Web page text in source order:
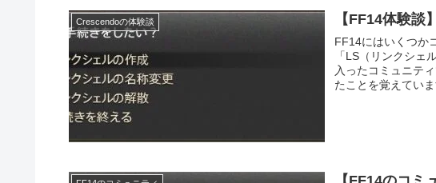
Crescendoの体験談 【FF14体験
FF14にはいくつか
「LS（リンクシェ
入ったコミュニテ
たことを覚えていま